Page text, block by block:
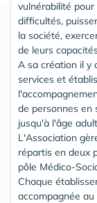
vulnérabilité
difficultés,
la société,
de leurs
A sa création il y
services et
de personnes en
jusqu'à l'âge
L'Association
répartis en deux
pôle Médico-
Chaque
accompagnée